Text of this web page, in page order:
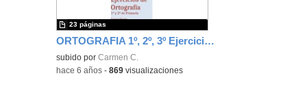
ORTOGRAFIA 1º, 2º, 3º Ejercicios "Quédate en casa" Bravo Murillo
subido porCarmen C.
23 páginas
-hace 6 años -869 visualizaciones